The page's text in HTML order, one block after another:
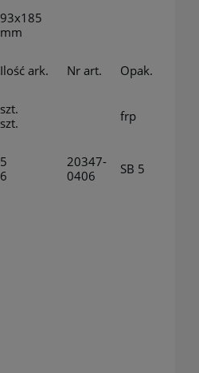
93x185
mm
Ilość ark. Nr art. Opak.
szt.
szt.
frp
5
6
20347-
0406
SB 5